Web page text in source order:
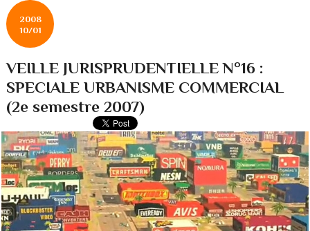
2008
10/01
VEILLE JURISPRUDENTIELLE N°16 :
SPECIALE URBANISME COMMERCIAL
(2e semestre 2007)